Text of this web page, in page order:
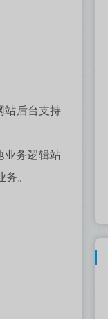
站后台支持
业务逻辑站
。